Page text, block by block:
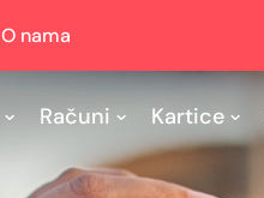
O nama
Računi Kartice